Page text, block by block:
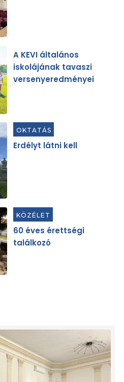
A KEVI általános
iskolájának tavaszi
versenyeredményei
OKTATÁS
Erdélyt látni kell
KÖZÉLET
60 éves érettségi
találkozó